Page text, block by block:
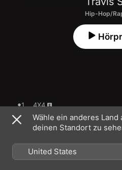
Hip-Hop/
1 4X4
24. Januar 2025
1 Titel, 3 Minuten
℗ 2025 Cactus Jack Records
Wähle ein anderes
deinen Standort zu
United States